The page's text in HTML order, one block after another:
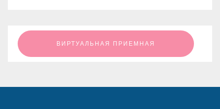
ㅤㅤㅤㅤㅤㅤㅤㅤㅤВИРТУАЛЬНАЯ ПРИЕМНАЯㅤㅤㅤㅤㅤㅤㅤㅤㅤ